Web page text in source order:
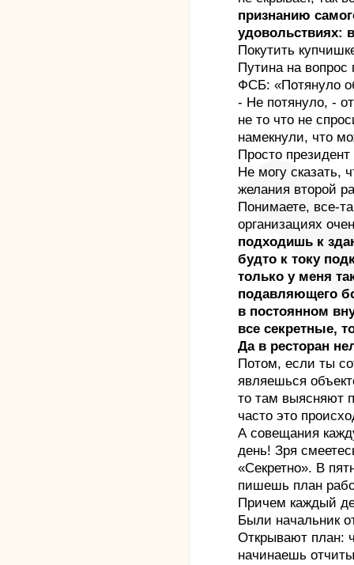
признанию
удовольствиях:
Покутить
Путина на
ФСБ: «Потянуло
- Не потянуло, -
не то что не
намекнули, что
Просто
Не могу сказать,
желания второй
Понимаете, все-
организациях
подходишь к
будто к току
только у меня
подавляющего
в постоянном
все секретные,
Да в ресторан
Потом, если ты
являешься
то там выясняют
часто это
А совещания
день! Зря
«Секретно». В
пишешь план
Причем каждый
Были начальник
Открывают план:
начинаешь